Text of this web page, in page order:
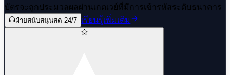
บัตรจะถูกประมวลผลผ่านเกตเวย์ที่มีการเข้ารหัสระดับธนาคาร
ฝ่ายสนับสนุนสด 24/7 เรียนรู้เพิ่มเติม